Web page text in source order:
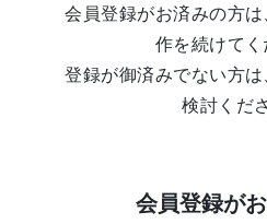
会員登録がお済みの方
作を続けてく
登録が御済みでない方
検討くだ
会員登録が